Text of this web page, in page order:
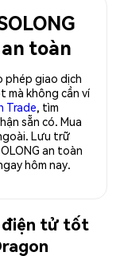
toàn
phép giao dịch
mà không cần ví
Trade, tìm
sẵn có. Mua
Lưu trữ
an toàn
hôm nay.
điện tử tốt